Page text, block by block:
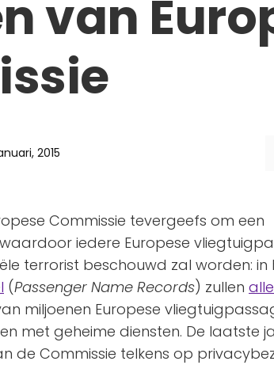
van
2015
Commissie tevergeefs om een
iedere Europese
terrorist beschouwd zal worden: in
(Passenger Name Records) zullen
miljoenen Europese
met geheime diensten. De laatste
de Commissie telkens op